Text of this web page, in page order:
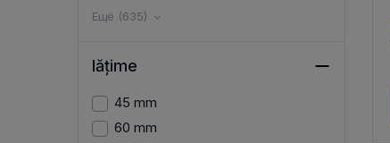
Ещё (635)
lățime
45 mm
60 mm